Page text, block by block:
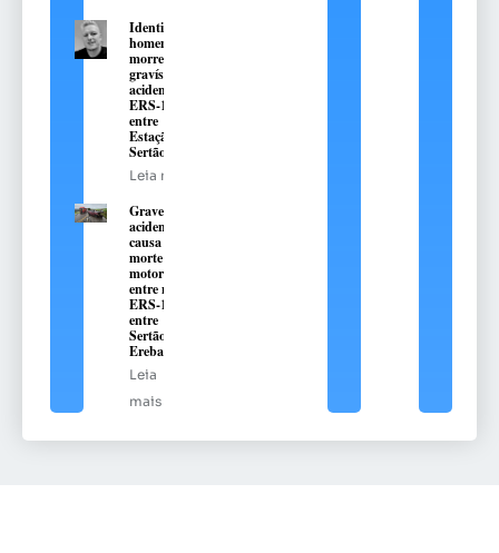
Identificado
homem que
morreu em
gravíssimo
acidente na
ERS-135,
entre
Estação e
Sertão
Leia mais
Grave
acidente
causa
morte de
motorista
entre na
ERS-135,
entre
Sertão e
Erebango
Leia
mais